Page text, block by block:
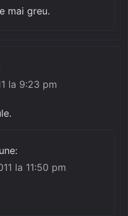
mai greu.
la 9:23 pm
la 11:50 pm